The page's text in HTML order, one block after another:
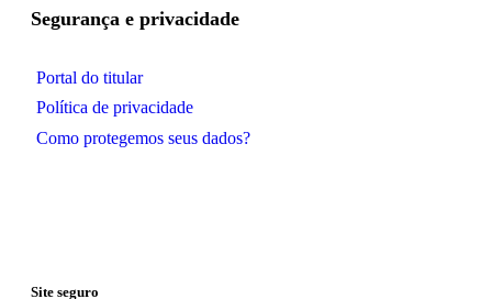
Segurança e privacidade
Portal do titular
Política de privacidade
Como protegemos seus dados?
Site seguro